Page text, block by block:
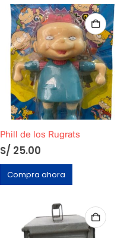
Phill de los Rugrats
S/ 25.00
Compra ahora